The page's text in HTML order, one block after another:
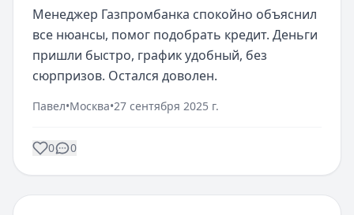
Менеджер Газпромбанка спокойно объяснил
все нюансы, помог подобрать кредит. Деньги
пришли быстро, график удобный, без
сюрпризов. Остался доволен.
Павел•Москва•27 сентября 2025 г.
0 0